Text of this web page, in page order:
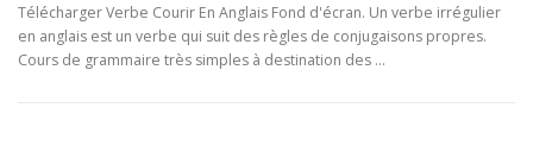
Télécharger Verbe Courir En Anglais Fond d'écran. Un verbe irrégulier
en anglais est un verbe qui suit des règles de conjugaisons propres.
Cours de grammaire très simples à destination des …